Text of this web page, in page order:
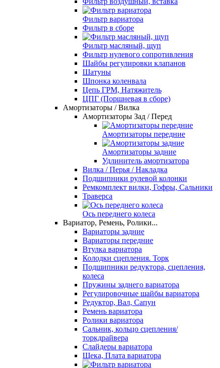
Фильтр вариатора
Фильтр в сборе
Фильтр масляный, щуп
Фильтр нулевого сопротивления
Шайбы регулировки клапанов
Шатуны
Шпонка коленвала
Цепь ГРМ, Натяжитель
ЦПГ (Поршневая в сборе)
Амортизаторы / Вилка
Амортизаторы Зад / Перед
Амортизаторы передние
Амортизаторы задние
Удлинитель амортизатора
Вилка / Перья / Накладка
Подшипники рулевой колонки
Ремкомплект вилки, Гофры, Сальники
Траверса
Ось переднего колеса
Вариатор, Ремень, Ролики...
Вариаторы задние
Вариаторы передние
Втулка вариатора
Колодки сцепления. Торк
Подшипники редуктора, сцепления,
колеса
Пружины заднего вариатора
Регулировочные шайбы вариатора
Редуктор, Вал, Сапун
Ремень вариатора
Ролики вариатора
Сальник, кольцо сцепления/
торкдрайвера
Слайдеры вариатора
Щека, Плата вариатора